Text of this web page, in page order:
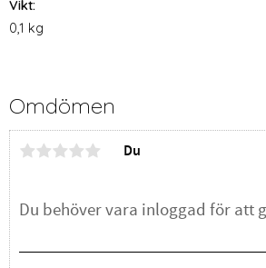
Vikt:
0,1 kg
Omdömen
Du